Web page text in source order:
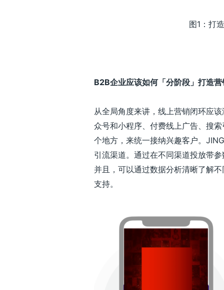
图1：打
B2B企业应该如何「分阶段」打造
从全局角度来讲，线上营销闭环应
众号和小程序、付费线上广告、搜
个地方，来统一接纳兴趣客户。
引流渠道。通过在不同渠道投放带
并且，可以通过数据分析清晰了解
支持。